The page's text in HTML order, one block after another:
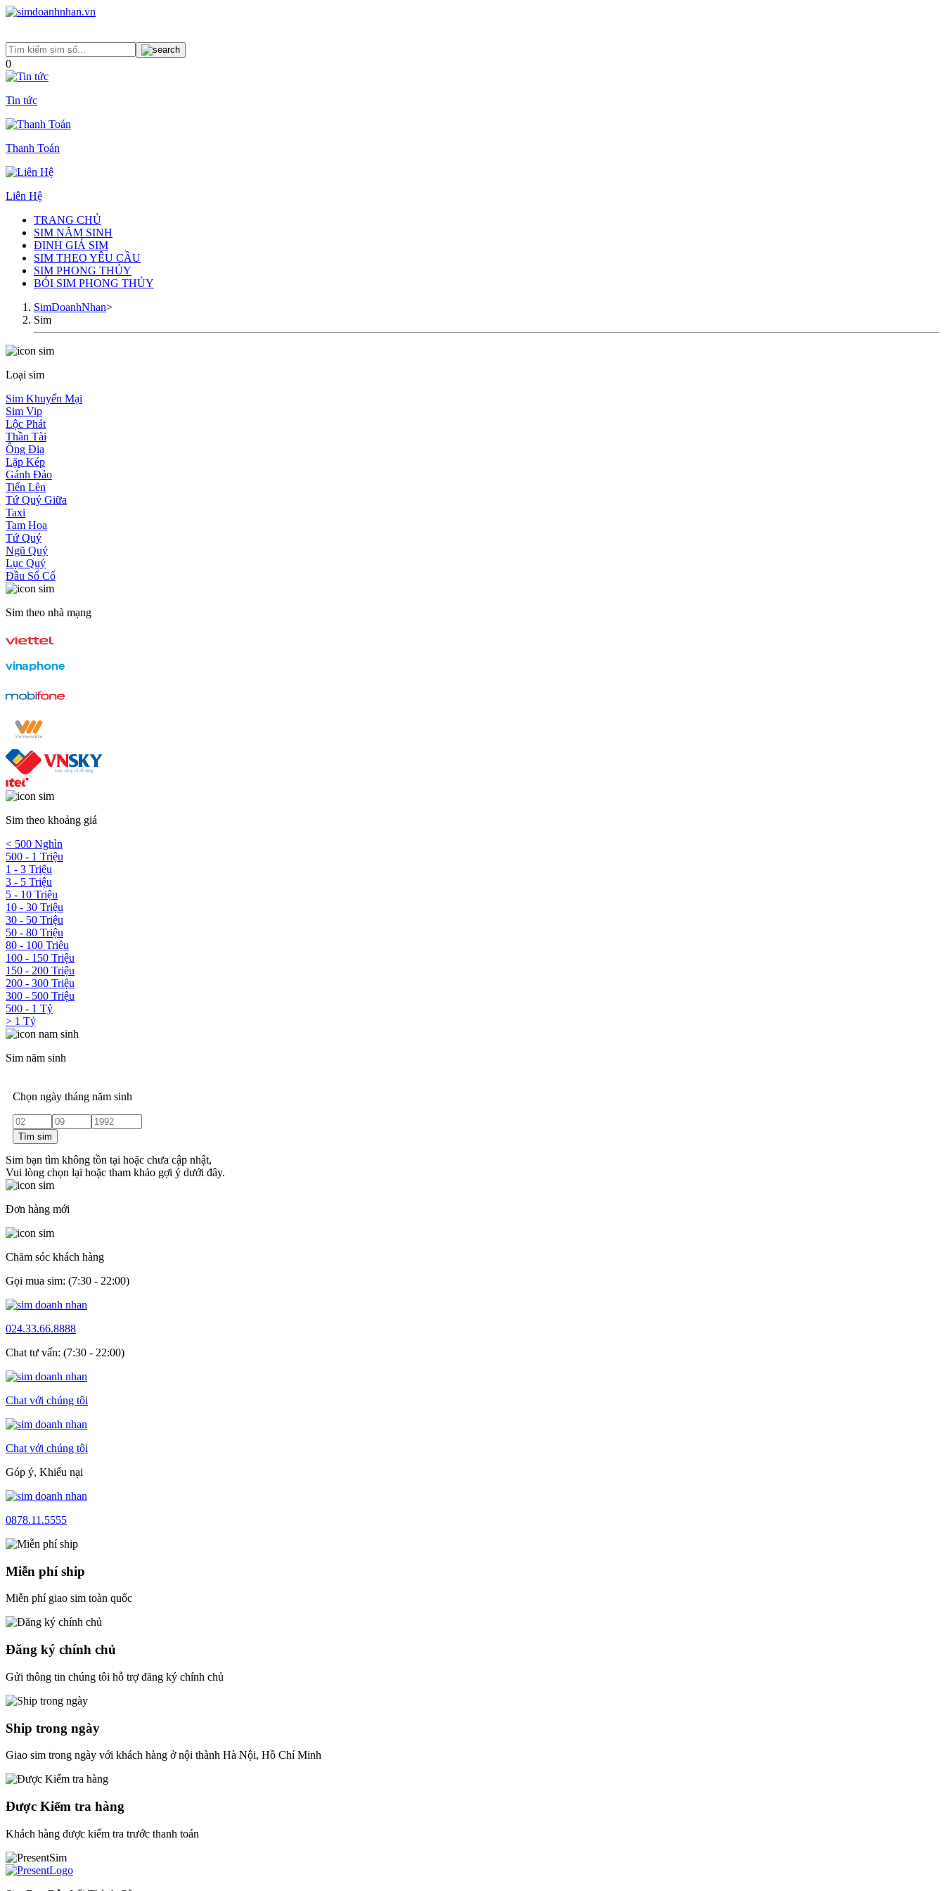
0
Tin tức
Thanh Toán
Liên Hệ
TRANG CHỦ
SIM NĂM SINH
ĐỊNH GIÁ SIM
SIM THEO YÊU CẦU
SIM PHONG THỦY
BÓI SIM PHONG THỦY
SimDoanhNhan>
Sim
Loại sim
Sim Khuyến Mại
Sim Vip
Lộc Phát
Thần Tài
Ông Địa
Lặp Kép
Gánh Đảo
Tiến Lên
Tứ Quý Giữa
Taxi
Tam Hoa
Tứ Quý
Ngũ Quý
Lục Quý
Đầu Số Cổ
Sim theo nhà mạng
Sim theo khoảng giá
< 500 Nghìn
500 - 1 Triệu
1 - 3 Triệu
3 - 5 Triệu
5 - 10 Triệu
10 - 30 Triệu
30 - 50 Triệu
50 - 80 Triệu
80 - 100 Triệu
100 - 150 Triệu
150 - 200 Triệu
200 - 300 Triệu
300 - 500 Triệu
500 - 1 Tỷ
> 1 Tỷ
Sim năm sinh
Chọn ngày tháng năm sinh
Tìm sim
Sim bạn tìm không tồn tại hoặc chưa cập nhật,
Vui lòng chọn lại hoặc tham khảo gợi ý dưới đây.
Đơn hàng mới
Chăm sóc khách hàng
Gọi mua sim: (7:30 - 22:00)
024.33.66.8888
Chat tư vấn: (7:30 - 22:00)
Chat với chúng tôi
Chat với chúng tôi
Góp ý, Khiếu nại
0878.11.5555
Miễn phí ship
Miễn phí giao sim toàn quốc
Đăng ký chính chủ
Gửi thông tin chúng tôi hỗ trợ đăng ký chính chủ
Ship trong ngày
Giao sim trong ngày với khách hàng ở nội thành Hà Nội, Hồ Chí Minh
Được Kiểm tra hàng
Khách hàng được kiểm tra trước thanh toán